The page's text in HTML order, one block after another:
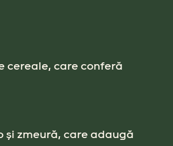
cereale, care conferă
zmeură, care adaugă